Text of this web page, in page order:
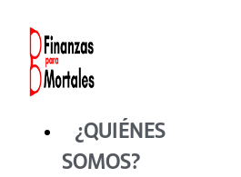
contenido
¿QUIÉNES
SOMOS?